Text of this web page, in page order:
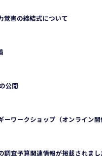
覚書の締結式について
公開
ーワークショップ（オンライン
調査予算関連情報が掲載されま